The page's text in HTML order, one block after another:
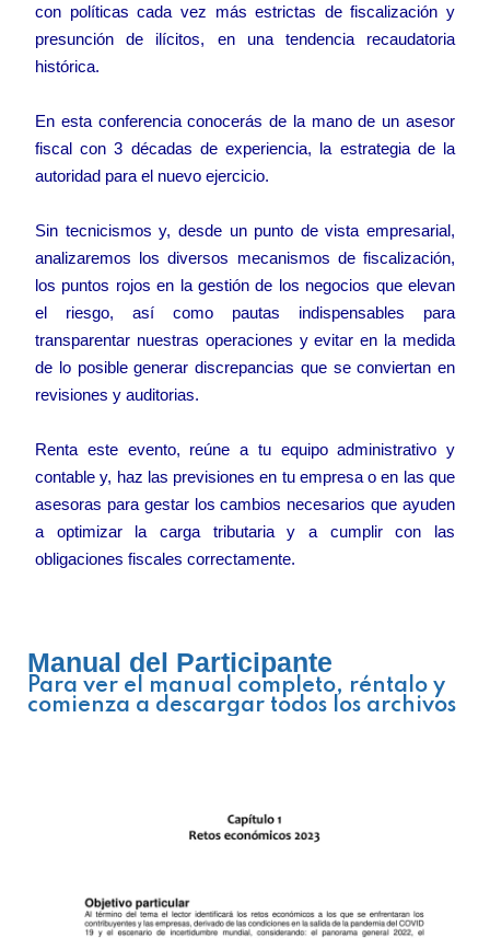
con políticas cada vez más estrictas de fiscalización y
presunción de ilícitos, en una tendencia recaudatoria
histórica.
En esta conferencia conocerás de la mano de un asesor
fiscal con 3 décadas de experiencia, la estrategia de la
autoridad para el nuevo ejercicio.
Sin tecnicismos y, desde un punto de vista empresarial,
analizaremos los diversos mecanismos de fiscalización,
los puntos rojos en la gestión de los negocios que elevan
el riesgo, así como pautas indispensables para
transparentar nuestras operaciones y evitar en la medida
de lo posible generar discrepancias que se conviertan en
revisiones y auditorias.
Renta este evento, reúne a tu equipo administrativo y
contable y, haz las previsiones en tu empresa o en las que
asesoras para gestar los cambios necesarios que ayuden
a optimizar la carga tributaria y a cumplir con las
obligaciones fiscales correctamente.
Manual del Participante
Para ver el manual completo, réntalo y
comienza a descargar todos los archivos